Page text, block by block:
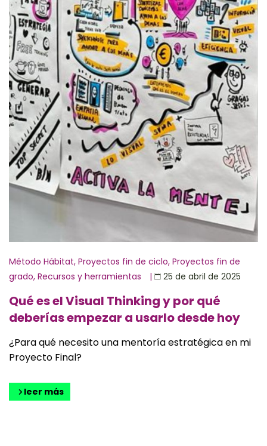
Método Hábitat, Proyectos fin de ciclo, Proyectos fin de
grado, Recursos y herramientas | 25 de abril de 2025
Qué es el Visual Thinking y por qué
deberías empezar a usarlo desde hoy
¿Para qué necesito una mentoría estratégica en mi
Proyecto Final?
leer más